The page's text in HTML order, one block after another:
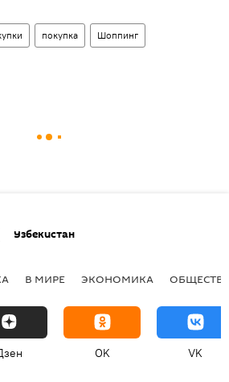
покупка Шоппинг
Узбекистан
В МИРЕ ЭКОНОМИКА
OK VK